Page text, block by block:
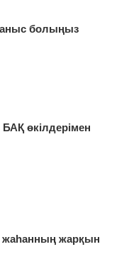
болыңыз
өкілдерімен
жарқын